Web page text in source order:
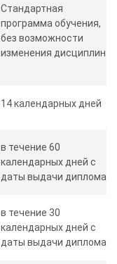
Стандартная
программа обучения,
без возможности
изменения дисциплин
14 календарных дней
в течение 60
календарных дней с
даты выдачи диплома
в течение 30
календарных дней с
даты выдачи диплома